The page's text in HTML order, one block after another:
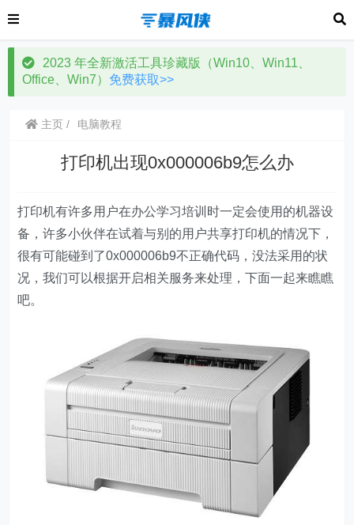
2023 年全新激活工具珍藏版（Win10、Win11、
Office、Win7） 免费获取>>
主页 电脑教程
打印机出现0x000006b9怎么办
打印机有许多用户在办公学习培训时一定会使用的机器设
备，许多小伙伴在试着与别的用户共享打印机的情况下，
很有可能碰到了0x000006b9不正确代码，没法采用的状
况，我们可以根据开启相关服务来处理，下面一起来瞧瞧
吧。